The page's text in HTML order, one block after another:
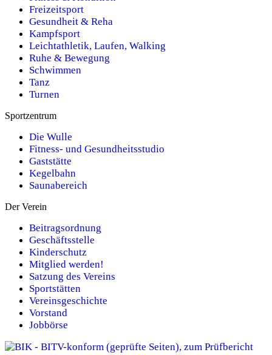
Freizeitsport
Gesundheit & Reha
Kampfsport
Leichtathletik, Laufen, Walking
Ruhe & Bewegung
Schwimmen
Tanz
Turnen
Sportzentrum
Die Wulle
Fitness- und Gesundheitsstudio
Gaststätte
Kegelbahn
Saunabereich
Der Verein
Beitragsordnung
Geschäftsstelle
Kinderschutz
Mitglied werden!
Satzung des Vereins
Sportstätten
Vereinsgeschichte
Vorstand
Jobbörse